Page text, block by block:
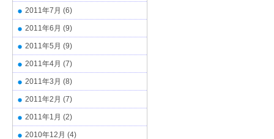
2011年7月 (6)
2011年6月 (9)
2011年5月 (9)
2011年4月 (7)
2011年3月 (8)
2011年2月 (7)
2011年1月 (2)
2010年12月 (4)